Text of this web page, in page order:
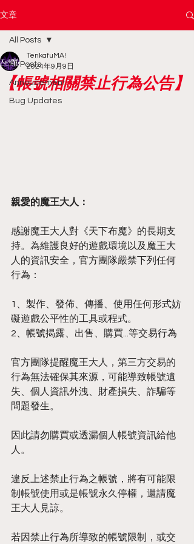
文章
All Posts
Annoucement
Bug Updates
All Posts
【帳號相關禁止行為公告】
TenkafuMA!
2024年9月9日
親愛的魔王大人：
感謝魔王大人對《天下布魔》的長期支
持。為維護良好的遊戲環境以及魔王大
人的資訊安全，官方團隊嚴禁下列任何
行為：
1、製作、發佈、傳播、使用任何形式妨
礙遊戲公平性的工具或程式。
2、帳號揭露、出售、購買...等交易行為
官方團隊提醒魔王大人，第三方交易的
行為無法確保其來源，可能導致帳號遺
失、個人資訊外洩、財產損失、詐騙等
問題發生。
因此請勿購買或透漏個人帳號資訊給他
人。
違反上述禁止行為之帳號，將有可能限
制帳號使用或是帳號永久停權，還請魔
王大人見諒。
若因禁止行為所導致的帳號限制，或交